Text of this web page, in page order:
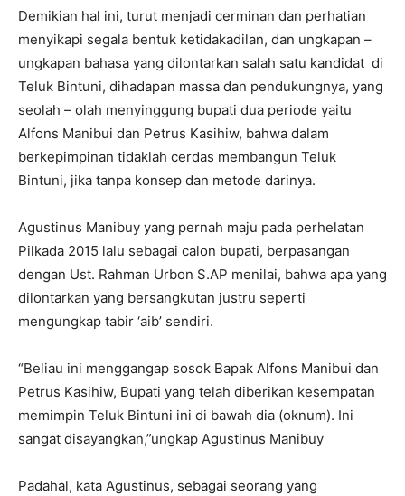
Demikian hal ini, turut menjadi cerminan dan perhatian
menyikapi segala bentuk ketidakadilan, dan ungkapan –
ungkapan bahasa yang dilontarkan salah satu kandidat di
Teluk Bintuni, dihadapan massa dan pendukungnya, yang
seolah – olah menyinggung bupati dua periode yaitu
Alfons Manibui dan Petrus Kasihiw, bahwa dalam
berkepimpinan tidaklah cerdas membangun Teluk
Bintuni, jika tanpa konsep dan metode darinya.
Agustinus Manibuy yang pernah maju pada perhelatan
Pilkada 2015 lalu sebagai calon bupati, berpasangan
dengan Ust. Rahman Urbon S.AP menilai, bahwa apa yang
dilontarkan yang bersangkutan justru seperti
mengungkap tabir ‘aib’ sendiri.
“Beliau ini menggangap sosok Bapak Alfons Manibui dan
Petrus Kasihiw, Bupati yang telah diberikan kesempatan
memimpin Teluk Bintuni ini di bawah dia (oknum). Ini
sangat disayangkan,”ungkap Agustinus Manibuy
Padahal, kata Agustinus, sebagai seorang yang